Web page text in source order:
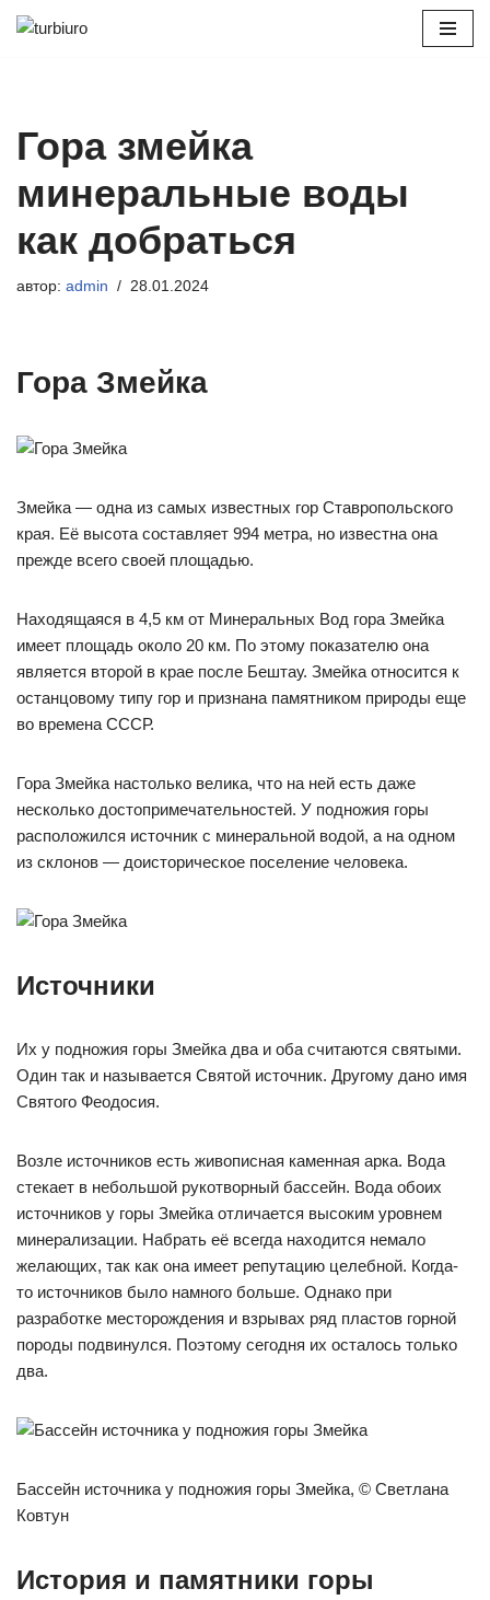
Гора змейка
минеральные воды
как добраться
автор: admin 28.01.2024
Гора Змейка
Змейка — одна из самых известных гор Ставропольского
края. Её высота составляет 994 метра, но известна она
прежде всего своей площадью.
Находящаяся в 4,5 км от Минеральных Вод гора Змейка
имеет площадь около 20 км. По этому показателю она
является второй в крае после Бештау. Змейка относится к
останцовому типу гор и признана памятником природы еще
во времена СССР.
Гора Змейка настолько велика, что на ней есть даже
несколько достопримечательностей. У подножия горы
расположился источник с минеральной водой, а на одном
из склонов — доисторическое поселение человека.
Источники
Их у подножия горы Змейка два и оба считаются святыми.
Один так и называется Святой источник. Другому дано имя
Святого Феодосия.
Возле источников есть живописная каменная арка. Вода
стекает в небольшой рукотворный бассейн. Вода обоих
источников у горы Змейка отличается высоким уровнем
минерализации. Набрать её всегда находится немало
желающих, так как она имеет репутацию целебной. Когда-
то источников было намного больше. Однако при
разработке месторождения и взрывах ряд пластов горной
породы подвинулся. Поэтому сегодня их осталось только
два.
Бассейн источника у подножия горы Змейка, © Светлана
Ковтун
История и памятники горы